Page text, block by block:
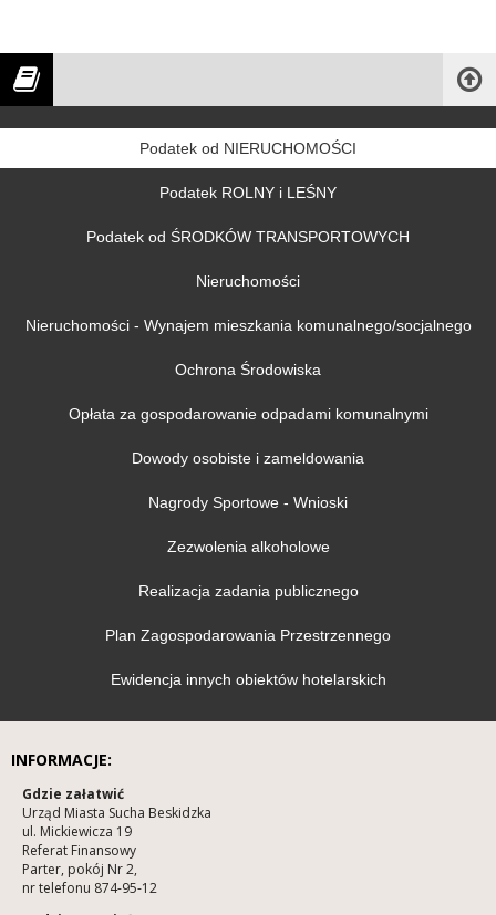
Podatek od NIERUCHOMOŚCI
Podatek ROLNY i LEŚNY
Podatek od ŚRODKÓW TRANSPORTOWYCH
Nieruchomości
Nieruchomości - Wynajem mieszkania komunalnego/socjalnego
Ochrona Środowiska
Opłata za gospodarowanie odpadami komunalnymi
Dowody osobiste i zameldowania
Nagrody Sportowe - Wnioski
Zezwolenia alkoholowe
Realizacja zadania publicznego
Plan Zagospodarowania Przestrzennego
Ewidencja innych obiektów hotelarskich
INFORMACJE:
Gdzie załatwić
Urząd Miasta Sucha Beskidzka
ul. Mickiewicza 19
Referat Finansowy
Parter, pokój Nr 2,
nr telefonu 874-95-12